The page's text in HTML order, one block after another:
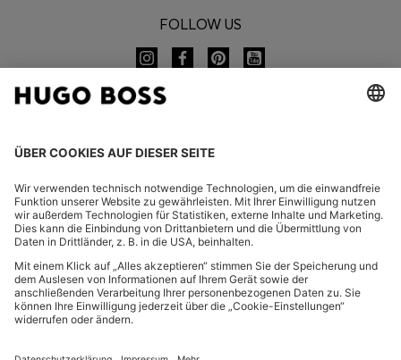
FOLLOW US
CHANGE COUNTRY:
Widerruf erklären FAQ ImpressumDatenschutz
Barrierefreiheitserklärung